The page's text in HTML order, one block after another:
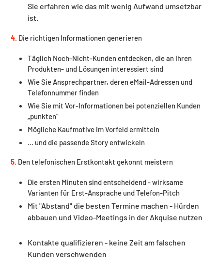
Sie erfahren wie das mit wenig Aufwand umsetzbar
ist.
4. Die richtigen Informationen generieren
Täglich Noch-Nicht-Kunden entdecken, die an Ihren
Produkten- und Lösungen interessiert sind
Wie Sie Ansprechpartner, deren eMail-Adressen und
Telefonnummer finden
Wie Sie mit Vor-Informationen bei potenziellen Kunden
„punkten”
Mögliche Kaufmotive im Vorfeld ermitteln
… und die passende Story entwickeln
5. Den telefonischen Erstkontakt gekonnt meistern
Die ersten Minuten sind entscheidend - wirksame
Varianten für Erst-Ansprache und Telefon-Pitch
Mit "Abstand" die besten Termine machen - Hürden
abbauen und Video-Meetings in der Akquise nutzen
Kontakte qualifizieren - keine Zeit am falschen
Kunden verschwenden